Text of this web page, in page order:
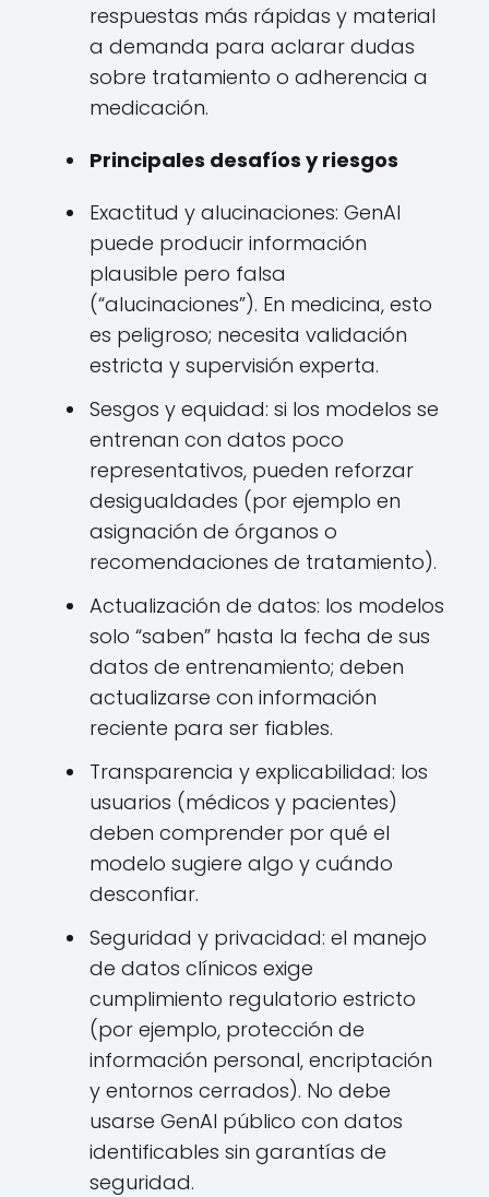
respuestas más rápidas y material
a demanda para aclarar dudas
sobre tratamiento o adherencia a
medicación.
Principales desafíos y riesgos
Exactitud y alucinaciones: GenAI
puede producir información
plausible pero falsa
(“alucinaciones”). En medicina, esto
es peligroso; necesita validación
estricta y supervisión experta.
Sesgos y equidad: si los modelos se
entrenan con datos poco
representativos, pueden reforzar
desigualdades (por ejemplo en
asignación de órganos o
recomendaciones de tratamiento).
Actualización de datos: los modelos
solo “saben” hasta la fecha de sus
datos de entrenamiento; deben
actualizarse con información
reciente para ser fiables.
Transparencia y explicabilidad: los
usuarios (médicos y pacientes)
deben comprender por qué el
modelo sugiere algo y cuándo
desconfiar.
Seguridad y privacidad: el manejo
de datos clínicos exige
cumplimiento regulatorio estricto
(por ejemplo, protección de
información personal, encriptación
y entornos cerrados). No debe
usarse GenAI público con datos
identificables sin garantías de
seguridad.